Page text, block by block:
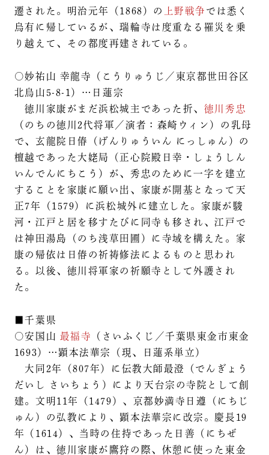
遷された。明治元年（1868）の
上野戦争 では悉く
烏有に帰しているが、瑞輪寺は度重なる罹災を乗
り越えて、その都度再建されている。
○妙祐山 幸龍寺（こうりゅうじ／東京都世田谷区
北烏山5-8-1）…日蓮宗
徳川家康がまだ浜松城主であった折、 徳川秀忠
（のちの徳川2代将軍／演者：森崎ウィン）の乳母
で、玄龍院日偆（げんりゅういん にっしゅん）の
檀越であった大姥局（正心院殿日幸・しょうしん
いんでんにちこう）が、秀忠のために一字を建立
することを家康に願い出、家康が開基となって天
正7年（1579）に浜松城外に建立した。家康が駿
河・江戸と居を移すたびに同寺も移され、江戸で
は神田湯島（のち浅草田圃）に寺域を構えた。家
康の帰依は日偆の祈祷修法によるものと思われ
る。以後、徳川将軍家の祈願寺として外護され
た。
■千葉県
○安国山 最福寺
（さいふくじ／千葉県東金市東金
1693）…顕本法華宗（現、日蓮系単立）
大同2年（807年）に伝教大師最澄（でんぎょう
だいし さいちょう）により天台宗の寺院として創
建。文明11年（1479）、京都妙満寺日遵（にちじ
ゅん）の弘教により、顕本法華宗に改宗。慶長19
年（1614）、当時の住持であった日善（にちぜ
ん）は、徳川家康が鷹狩の際、休憩に使った東金